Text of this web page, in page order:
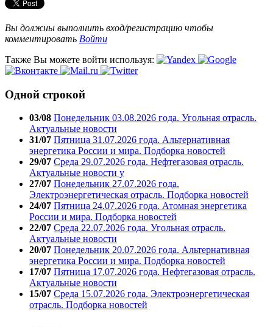
Вы должны выполнить вход/регистрацию чтобы
комментировать Войти
Также Вы можете войти используя:
Одной строкой
03/08 Понедельник 03.08.2026 года. Угольная отрасль.
Актуальные новости
31/07 Пятница 31.07.2026 года. Альтернативная
энергетика России и мира. Подборка новостей
29/07 Среда 29.07.2026 года. Нефтегазовая отрасль.
Актуальные новости у
27/07 Понедельник 27.07.2026 года.
Электроэнергетическая отрасль. Подборка новостей
24/07 Пятница 24.07.2026 года. Атомная энергетика
России и мира. Подборка новостей
22/07 Среда 22.07.2026 года. Угольная отрасль.
Актуальные новости
20/07 Понедельник 20.07.2026 года. Альтернативная
энергетика России и мира. Подборка новостей
17/07 Пятница 17.07.2026 года. Нефтегазовая отрасль.
Актуальные новости
15/07 Среда 15.07.2026 года. Электроэнергетическая
отрасль. Подборка новостей